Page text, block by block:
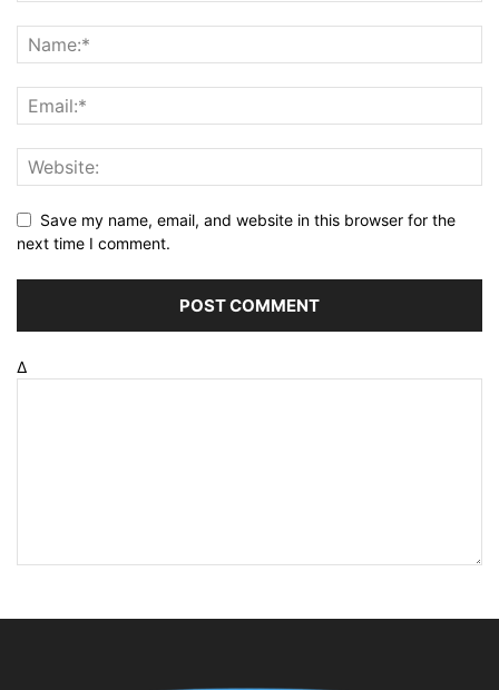
Save my name, email, and website in this browser for the
next time I comment.
Δ